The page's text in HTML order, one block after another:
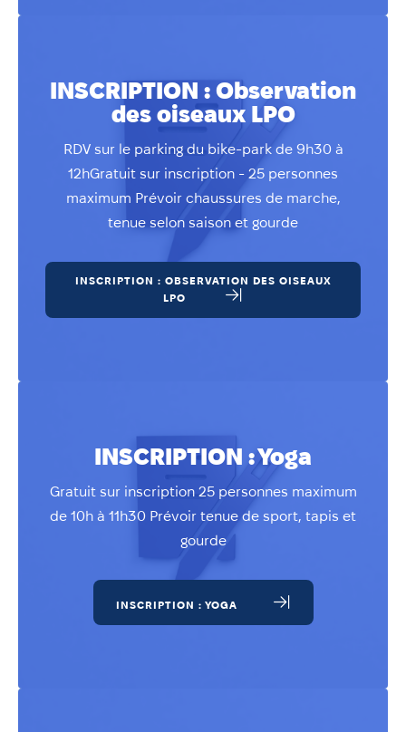
INSCRIPTION : Observation
des oiseaux LPO
RDV sur le parking du bike-park de 9h30 à
12hGratuit sur inscription - 25 personnes
maximum Prévoir chaussures de marche,
tenue selon saison et gourde
INSCRIPTION : OBSERVATION DES OISEAUX
LPO
INSCRIPTION : Yoga
Gratuit sur inscription 25 personnes maximum
de 10h à 11h30 Prévoir tenue de sport, tapis et
gourde
INSCRIPTION : YOGA